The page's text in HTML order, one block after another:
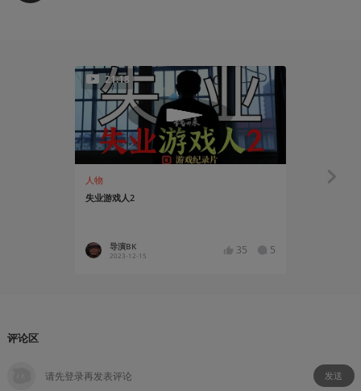
21:18
人物
失业游戏人2
导演BK
2023-12-15 35 5
评论区
发送